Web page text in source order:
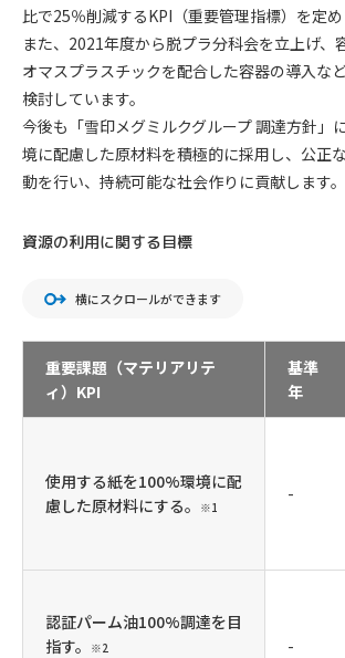
比で25％削減するKPI（重要管理指標）を定め
また、2021年度から脱プラ分科会を立上げ、
オマスプラスチックを配合した容器の導入な
検討しています。
今後も「雪印メグミルクグループ 調達方針」
境に配慮した原材料を積極的に採用し、公正
動を行い、持続可能な社会作りに貢献します。
資源の利用に関する目標
横にスクロールができます
重要課題（マテリアリテ
ィ）KPI
基準
年
使用する紙を100%環境に配
慮した原材料にする。
※1
-
認証パーム油100%調達を目
指す。
※2 -